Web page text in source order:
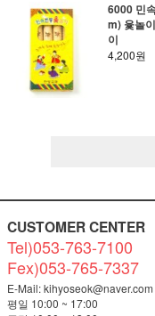
6000 민
m) 윷놀
이
4,200원
CUSTOMER CENTER
Tel)053-763-7100
Fex)053-765-7337
E-Mail:kihyoseok@naver.com
평일 10:00 ~ 17:00